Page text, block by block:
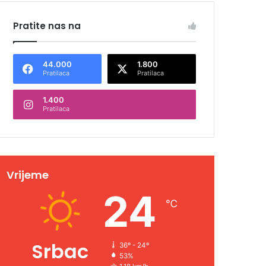
Pratite nas na
44.000
Pratilaca
1.800
Pratilaca
1.400
Pratilaca
Vrijeme
Srbac
24 ℃
36º - 24º
53%